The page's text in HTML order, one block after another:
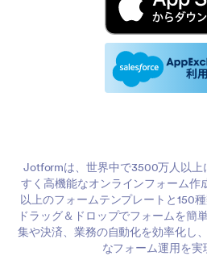
Jotformは、世界中で3500万人以上
すく高機能なオンラインフォーム
以上のフォームテンプレートと150
ドラッグ＆ドロップでフォームを簡
集や決済、業務の自動化を効率化し
なフォーム運用を実